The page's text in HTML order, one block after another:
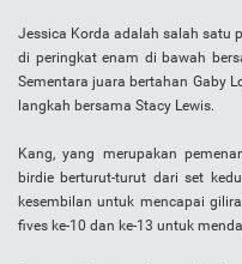
Jessica Korda adalah salah satu
di peringkat enam di bawah
Sementara juara bertahan Gaby
langkah bersama Stacy Lewis.
Kang, yang merupakan
birdie berturut-turut dari set
kesembilan untuk mencapai
fives ke-10 dan ke-13 untuk